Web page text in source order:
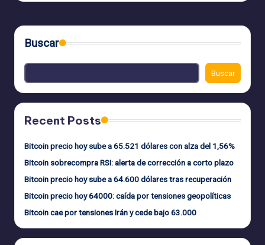
Buscar
Buscar
Recent Posts
Bitcoin precio hoy sube a 65.521 dólares con alza del 1,56%
Bitcoin sobrecompra RSI: alerta de corrección a corto plazo
Bitcoin precio hoy sube a 64.600 dólares tras recuperación
Bitcoin precio hoy 64000: caída por tensiones geopolíticas
Bitcoin cae por tensiones Irán y cede bajo 63.000